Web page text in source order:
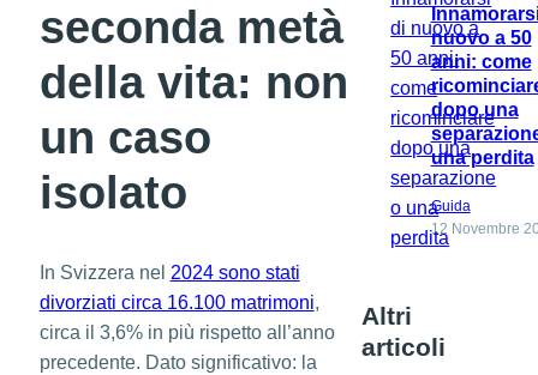
seconda metà
della vita: non
un caso
isolato
In Svizzera nel 2024 sono stati
divorziati circa 16.100 matrimoni,
circa il 3,6% in più rispetto all’anno
precedente. Dato significativo: la
nuovo a 50
anni: come
dopo una
una perdita
Guida
12 Novembre
Altri
articoli